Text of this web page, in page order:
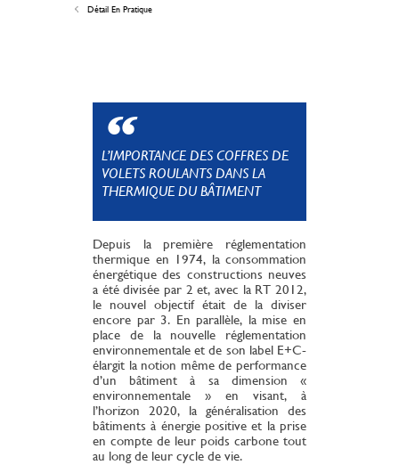
Détail En Pratique
L’IMPORTANCE DES COFFRES DE
VOLETS ROULANTS DANS LA
THERMIQUE DU BÂTIMENT
Depuis la première réglementation
thermique en 1974, la consommation
énergétique des constructions neuves
a été divisée par 2 et, avec la RT 2012,
le nouvel objectif était de la diviser
encore par 3. En parallèle, la mise en
place de la nouvelle réglementation
environnementale et de son label E+C-
élargit la notion même de performance
d’un bâtiment à sa dimension «
environnementale » en visant, à
l’horizon 2020, la généralisation des
bâtiments à énergie positive et la prise
en compte de leur poids carbone tout
au long de leur cycle de vie.